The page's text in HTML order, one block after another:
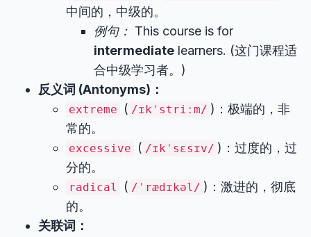
中间的，中级的。
例句： This course is for
intermediate learners. (这门课程适
合中级学习者。)
反义词 (Antonyms)：
extreme ( /ɪkˈstriːm/ )：极端的，非
常的。
excessive ( /ɪkˈsɛsɪv/ )：过度的，过
分的。
radical ( /ˈrædɪkəl/ )：激进的，彻底
的。
关联词：